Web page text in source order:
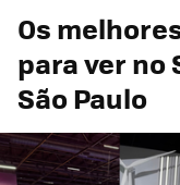
Os
para ver no
São Paulo